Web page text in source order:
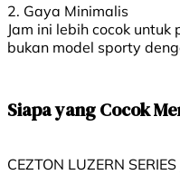
2. Gaya Minimalis
Jam ini lebih cocok
bukan model sporty
Siapa yang Cocok
CEZTON LUZERN